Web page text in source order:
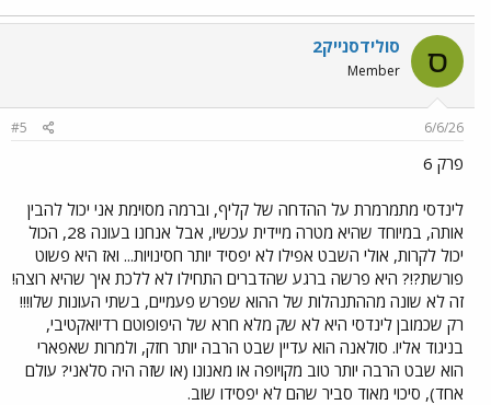
ס סולידסנייק2
Member
6/6/26
#5
פרק 6
לינדסי מתמרמרת על ההדחה של קליף, וברמה מסוימת אני יכול להבין
אותה, במיוחד שהיא מטרה מיידית עכשיו, אבל אנחנו בעונה 28, הכול
יכול לקרות, אולי השבט אפילו לא יפסיד יותר חסינויות... ואז היא פשוט
פורשת?!? היא פרשה ברגע שהדברים התחילו לא ללכת איך שהיא רוצה!
זה לא שונה מההתנהלות של ההוא שפרש פעמיים, בשתי העונות שלו!!!
רק שכמובן לינדסי היא לא שק מלא חרא של היפופוטם רדיואקטיבי,
בניגוד אליו. סולאנה הוא עדיין שבט הרבה יותר חזק, ולמרות שאפארי
הוא שבט הרבה יותר טוב מקויופה או מאנונו (או שזה היה סלאני? עולם
אחד), סיכוי מאוד סביר שהם לא יפסידו שוב.